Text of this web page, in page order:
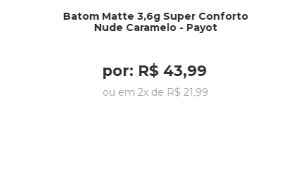
Batom Matte 3,6g Super Conforto
Nude Caramelo - Payot
por: R$ 43,99
ou em2x de R$ 21,99